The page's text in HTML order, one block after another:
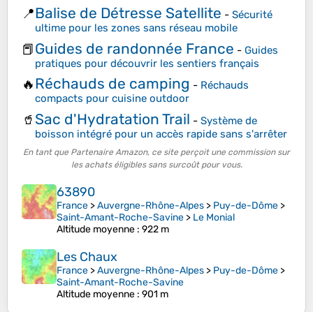
📍Balise de Détresse Satellite - Sécurité
ultime pour les zones sans réseau mobile
📕Guides de randonnée France - Guides
pratiques pour découvrir les sentiers français
🔥Réchauds de camping - Réchauds
compacts pour cuisine outdoor
🥤 Sac d'Hydratation Trail - Système de
boisson intégré pour un accès rapide sans s'arrêter
En tant que Partenaire Amazon, ce site perçoit une commission sur
les achats éligibles sans surcoût pour vous.
63890
France >Auvergne-Rhône-Alpes > Puy-de-Dôme >
Saint-Amant-Roche-Savine > Le Monial
Altitude moyenne : 922 m
Les Chaux
France >Auvergne-Rhône-Alpes > Puy-de-Dôme >
Saint-Amant-Roche-Savine
Altitude moyenne : 901 m